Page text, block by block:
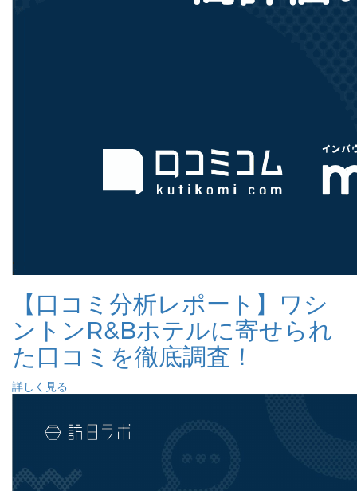
【口コミ分析レポート】ワシ
ントンR&Bホテルに寄せられ
た口コミを徹底調査！
詳しく見る